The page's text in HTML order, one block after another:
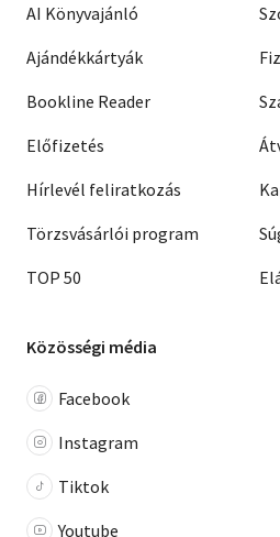
AI Könyvajánló
Ajándékkártyák
Bookline Reader
Előfizetés
Hírlevél feliratkozás
Törzsvásárlói program
TOP 50
Közösségi média
Facebook
Instagram
Tiktok
Youtube